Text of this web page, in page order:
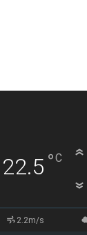
22.5 °C
2.2m/s